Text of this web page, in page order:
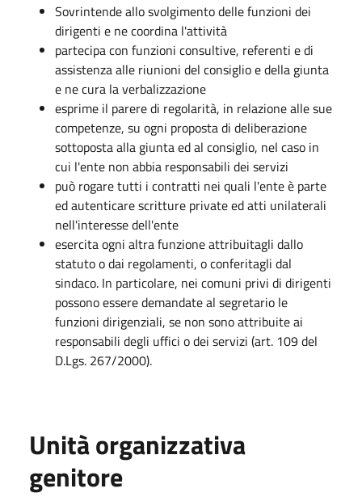
Sovrintende allo svolgimento delle funzioni dei
dirigenti e ne coordina l'attività
partecipa con funzioni consultive, referenti e di
assistenza alle riunioni del consiglio e della giunta
e ne cura la verbalizzazione
esprime il parere di regolarità, in relazione alle sue
competenze, su ogni proposta di deliberazione
sottoposta alla giunta ed al consiglio, nel caso in
cui l'ente non abbia responsabili dei servizi
può rogare tutti i contratti nei quali l'ente è parte
ed autenticare scritture private ed atti unilaterali
nell'interesse dell'ente
esercita ogni altra funzione attribuitagli dallo
statuto o dai regolamenti, o conferitagli dal
sindaco. In particolare, nei comuni privi di dirigenti
possono essere demandate al segretario le
funzioni dirigenziali, se non sono attribuite ai
responsabili degli uffici o dei servizi (art. 109 del
D.Lgs. 267/2000).
Unità organizzativa
genitore